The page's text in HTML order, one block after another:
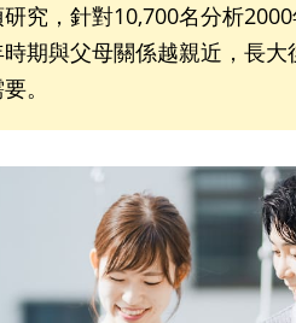
究，針對10,700名分析
期與父母關係越親近，長
。